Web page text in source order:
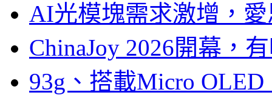
AI光模塊需求激增，
ChinaJoy 2026開幕，
93g、搭載Micro